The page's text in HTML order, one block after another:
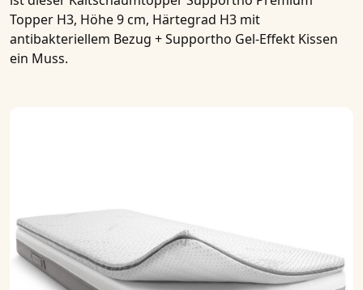
Topper H3, Höhe 9 cm, Härtegrad H3 mit
antibakteriellem Bezug + Supportho Gel-Effekt Kissen
ein Muss.